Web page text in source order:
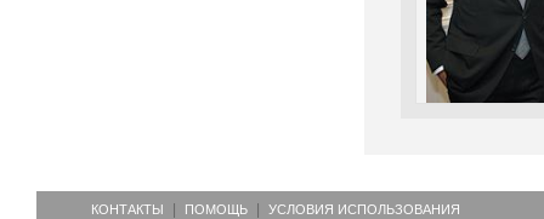
КОНТАКТЫ ПОМОЩЬ УСЛОВИЯ ИСПОЛЬЗОВАНИЯ